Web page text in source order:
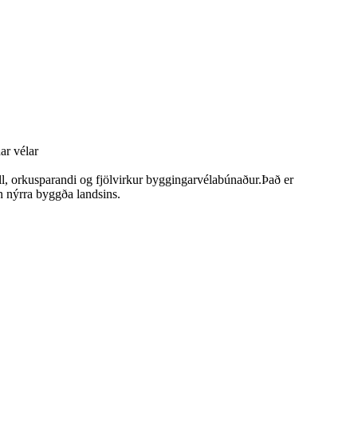
vélar
orkusparandi og fjölvirkur byggingarvélabúnaður.Það er
byggða landsins.